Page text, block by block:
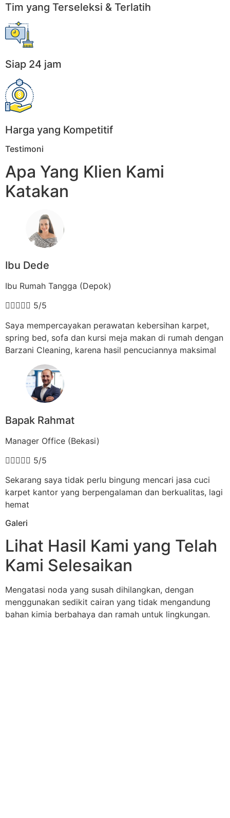
Tim yang Terseleksi & Terlatih
Siap 24 jam
Harga yang Kompetitif
Testimoni
Apa Yang Klien Kami
Katakan
Ibu Dede
Ibu Rumah Tangga (Depok)
 5/5
Saya mempercayakan perawatan kebersihan karpet,
spring bed, sofa dan kursi meja makan di rumah dengan
Barzani Cleaning, karena hasil pencuciannya maksimal
Bapak Rahmat
Manager Office (Bekasi)
 5/5
Sekarang saya tidak perlu bingung mencari jasa cuci
karpet kantor yang berpengalaman dan berkualitas, lagi
hemat
Galeri
Lihat Hasil Kami yang Telah
Kami Selesaikan
Mengatasi noda yang susah dihilangkan, dengan
menggunakan sedikit cairan yang tidak mengandung
bahan kimia berbahaya dan ramah untuk lingkungan.